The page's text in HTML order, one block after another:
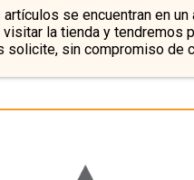
se encuentran en un
la tienda y tendremos
solicite, sin compromiso de